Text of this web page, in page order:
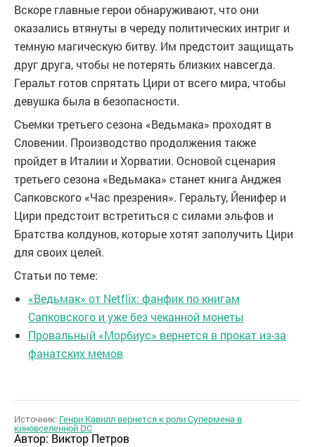
Вскоре главные герои обнаруживают, что они
оказались втянуты в череду политических интриг и
темную магическую битву. Им предстоит защищать
друг друга, чтобы не потерять близких навсегда.
Геральт готов спрятать Цири от всего мира, чтобы
девушка была в безопасности.
Съемки третьего сезона «Ведьмака» проходят в
Словении. Производство продолжения также
пройдет в Италии и Хорватии. Основой сценария
третьего сезона «Ведьмака» станет книга Анджея
Сапковского «Час презрения». Геральту, Йенифер и
Цири предстоит встретиться с силами эльфов и
Братства колдунов, которые хотят заполучить Цири
для своих целей.
Статьи по теме:
«Ведьмак» от Netflix: фанфик по книгам
Сапковского и уже без чеканной монеты
Провальный «Морбиус» вернется в прокат из-за
фанатских мемов
Источник: Генри Кавилл вернется к роли Супермена в
киновселенной DC
Автор: Виктор Петров